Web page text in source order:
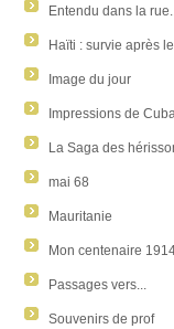
Entendu dans la
Haïti : survie après
Image du jour
Impressions de
La Saga des
mai 68
Mauritanie
Mon centenaire
Passages vers...
Souvenirs de prof